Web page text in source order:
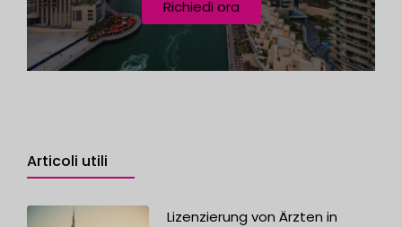
Richiedi ora
Articoli utili
Lizenzierung von Ärzten in